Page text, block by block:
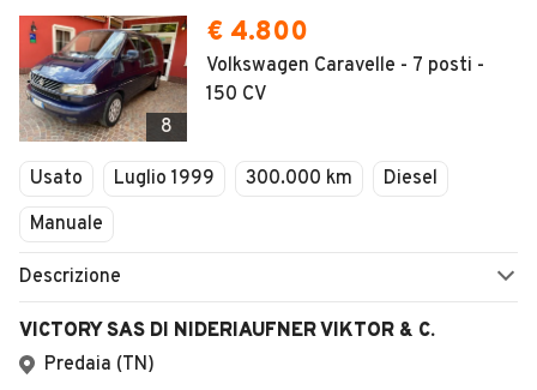
8
€ 4.800
Volkswagen Caravelle - 7 posti -
150 CV
Usato Luglio 1999 300.000 km
Diesel
Manuale
Descrizione
VICTORY SAS DI NIDERIAUFNER VIKTOR & C.
Predaia (TN)